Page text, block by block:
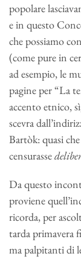
popolare
e in questo
che possiamo
(come pure in
ad esempio, le
pagine per “La
accento etnico,
scevra
Bartòk: quasi
censurasse
Da questo
proviene
ricorda, per
tarda primavera
ma palpitanti di